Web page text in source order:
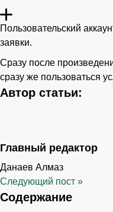
Пользовательский
заявки.
Сразу после
сразу же пользоваться
Автор статьи:
Главный редактор
Данаев Алмаз
Следующий пост »
Содержание